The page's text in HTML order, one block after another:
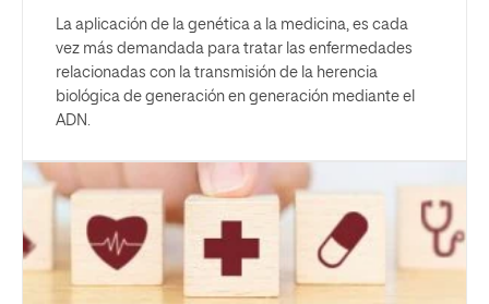
La aplicación de la genética a la medicina, es cada
vez más demandada para tratar las enfermedades
relacionadas con la transmisión de la herencia
biológica de generación en generación mediante el
ADN.